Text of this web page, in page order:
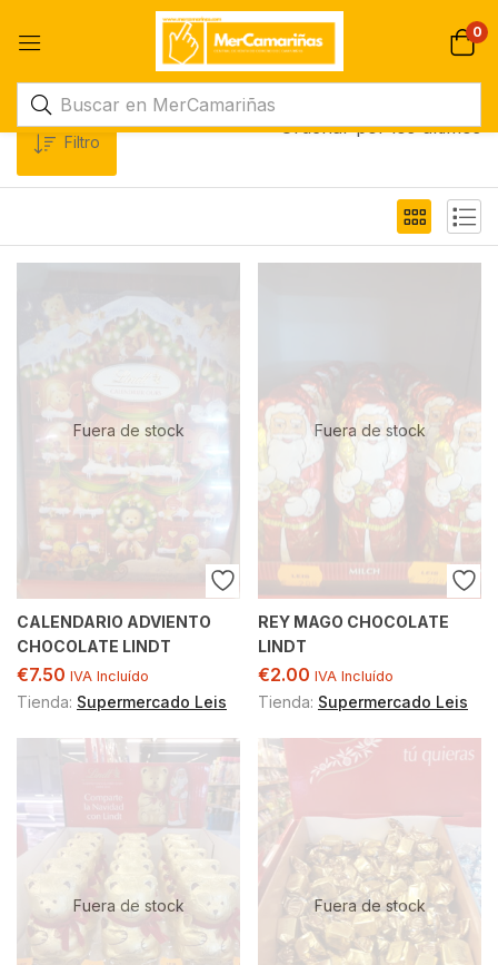
0
Filtro
Ordenar por los últimos
Fuera de stock
CALENDARIO ADVIENTO
CHOCOLATE LINDT
€7.50 IVA Incluído
Tienda: Supermercado Leis
Fuera de stock
REY MAGO CHOCOLATE
LINDT
€2.00 IVA Incluído
Tienda: Supermercado Leis
Fuera de stock Fuera de stock